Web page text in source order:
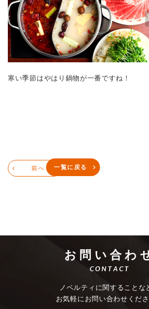
寒い季節はやはり鍋物が一番ですね！
前へ 一覧に戻る
お問い合わ
CONTACT
ノベルティに関することな
お気軽にお問い合わせくださ